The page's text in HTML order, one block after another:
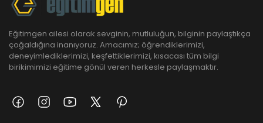
Eğitimgen ailesi olarak sevginin, mutluluğun, bilginin paylaştıkça
çoğaldığına inanıyoruz. Amacımız; öğrendiklerimizi,
deneyimlediklerimizi, keşfettiklerimizi, kısacası tüm bilgi
birikimimizi eğitime gönül veren herkesle paylaşmaktır.